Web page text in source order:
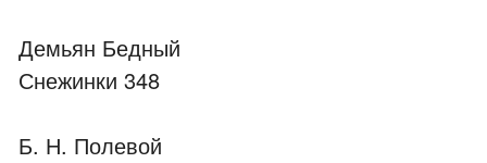
Демьян Бедный
Снежинки 348
Б. Н. Полевой